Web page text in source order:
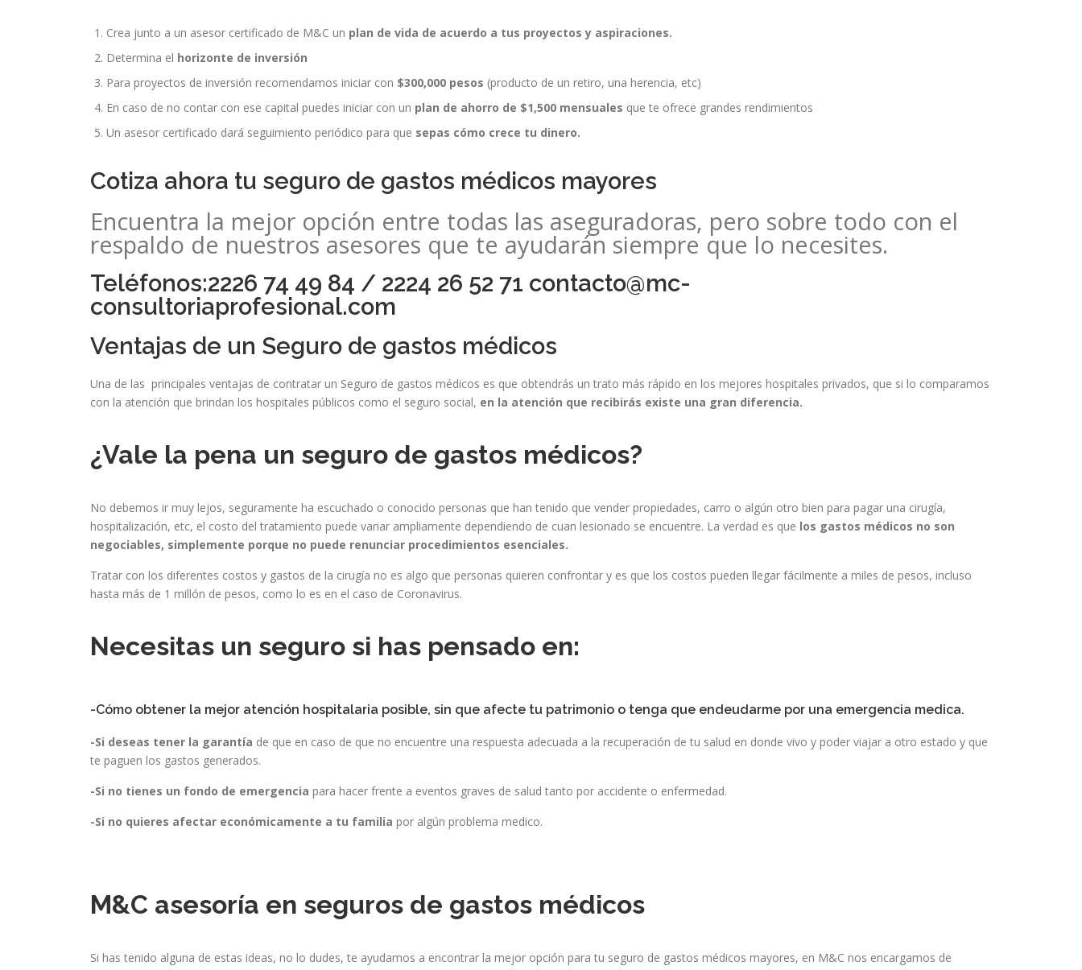
Crea junto a un asesor certificado de M&C un plan de vida de acuerdo a tus proyectos y aspiraciones.
Determina el horizonte de inversión
Para proyectos de inversión recomendamos iniciar con $300,000 pesos (producto de un retiro, una herencia, etc)
En caso de no contar con ese capital puedes iniciar con un plan de ahorro de $1,500 mensuales que te ofrece grandes rendimientos
Un asesor certificado dará seguimiento periódico para que sepas cómo crece tu dinero.
Cotiza ahora tu seguro de gastos médicos mayores
Encuentra la mejor opción entre todas las aseguradoras, pero sobre todo con el
respaldo de nuestros asesores que te ayudarán siempre que lo necesites.
Teléfonos:2226 74 49 84 / 2224 26 52 71 contacto@mc-
consultoriaprofesional.com
Ventajas de un Seguro de gastos médicos
Una de las principales ventajas de contratar un Seguro de gastos médicos es que obtendrás un trato más rápido en los mejores hospitales privados, que si lo comparamos
con la atención que brindan los hospitales públicos como el seguro social, en la atención que recibirás existe una gran diferencia.
¿Vale la pena un seguro de gastos médicos?
No debemos ir muy lejos, seguramente ha escuchado o conocido personas que han tenido que vender propiedades, carro o algún otro bien para pagar una cirugía,
hospitalización, etc, el costo del tratamiento puede variar ampliamente dependiendo de cuan lesionado se encuentre. La verdad es que los gastos médicos no son
negociables, simplemente porque no puede renunciar procedimientos esenciales.
Tratar con los diferentes costos y gastos de la cirugía no es algo que personas quieren confrontar y es que los costos pueden llegar fácilmente a miles de pesos, incluso
hasta más de 1 millón de pesos, como lo es en el caso de Coronavirus.
Necesitas un seguro si has pensado en:
-Cómo obtener la mejor atención hospitalaria posible, sin que afecte tu patrimonio o tenga que endeudarme por una emergencia medica.
-Si deseas tener la garantía de que en caso de que no encuentre una respuesta adecuada a la recuperación de tu salud en donde vivo y poder viajar a otro estado y que
te paguen los gastos generados.
-Si no tienes un fondo de emergencia para hacer frente a eventos graves de salud tanto por accidente o enfermedad.
-Si no quieres afectar económicamente a tu familia por algún problema medico.
M&C asesoría en seguros de gastos médicos
Si has tenido alguna de estas ideas, no lo dudes, te ayudamos a encontrar la mejor opción para tu seguro de gastos médicos mayores, en M&C nos encargamos de